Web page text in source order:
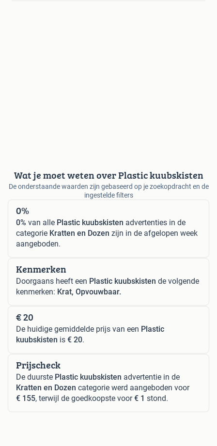
Wat je moet weten over Plastic kuubskisten
De onderstaande waarden zijn gebaseerd op je zoekopdracht en de
ingestelde filters
0%
0% van alle Plastic kuubskisten advertenties in de
categorie Kratten en Dozen zijn in de afgelopen week
aangeboden.
Kenmerken
Doorgaans heeft een Plastic kuubskisten de volgende
kenmerken: Krat, Opvouwbaar.
€ 20
De huidige gemiddelde prijs van een Plastic
kuubskisten is € 20.
Prijscheck
De duurste Plastic kuubskisten advertentie in de
Kratten en Dozen categorie werd aangeboden voor
€ 155, terwijl de goedkoopste voor€ 1 stond.